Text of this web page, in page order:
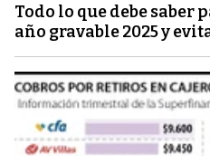
Todo lo que debe saber
año gravable 2025 y